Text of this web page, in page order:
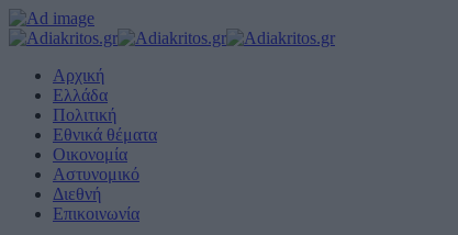
Αρχική
Ελλάδα
Πολιτική
Εθνικά θέματα
Οικονομία
Αστυνομικό
Διεθνή
Επικοινωνία